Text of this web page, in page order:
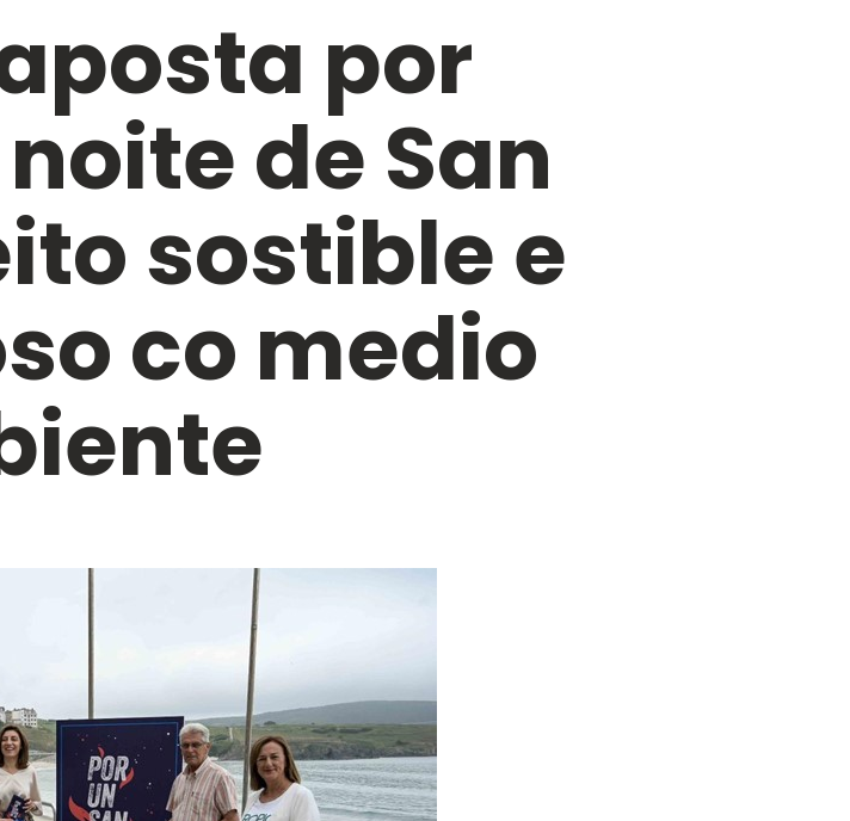
por
de San
sostible e
co medio